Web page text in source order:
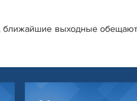
ближайшие выходные